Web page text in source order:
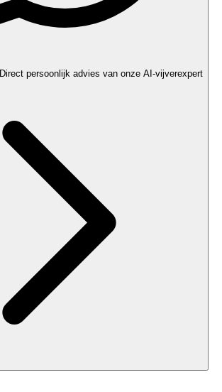
Direct persoonlijk advies van onze AI-vijverexpert